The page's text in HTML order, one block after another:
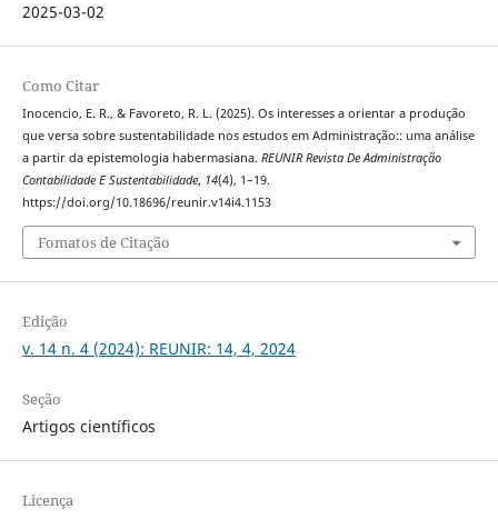
2025-03-02
Como Citar
Inocencio, E. R., & Favoreto, R. L. (2025). Os interesses a orientar a produção
que versa sobre sustentabilidade nos estudos em Administração:: uma análise
a partir da epistemologia habermasiana. REUNIR Revista De Administração
Contabilidade E Sustentabilidade, 14(4), 1–19.
https://doi.org/10.18696/reunir.v14i4.1153
Fomatos de Citação
Edição
v. 14 n. 4 (2024): REUNIR: 14, 4, 2024
Seção
Artigos científicos
Licença